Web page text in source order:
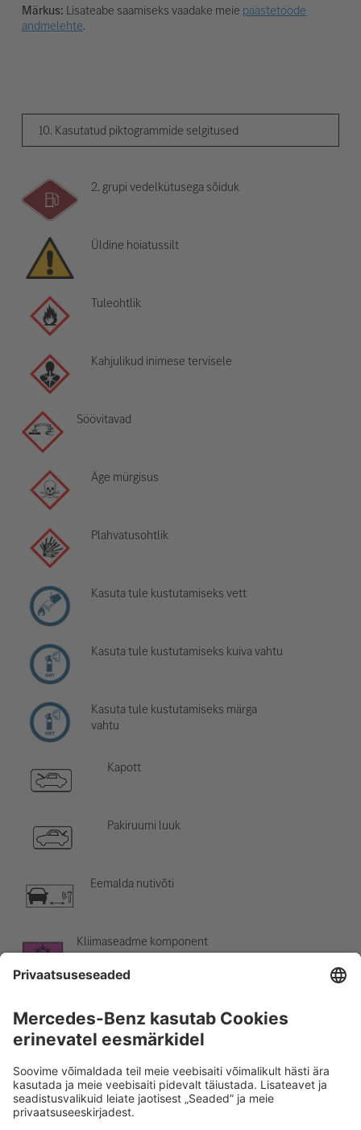
Märkus: Lisateabe saamiseks vaadake meie päästetööde
andmelehte.
10. Kasutatud piktogrammide selgitused
2. grupi vedelkütusega sõiduk
Üldine hoiatussilt
Tuleohtlik
Kahjulikud inimese tervisele
Söövitavad
Äge mürgisus
Plahvatusohtlik
Kasuta tule kustutamiseks vett
Kasuta tule kustutamiseks kuiva vahtu
Kasuta tule kustutamiseks märga
vahtu
Kapott
Pakiruumi luuk
Eemalda nutivõti
Kliimaseadme komponent